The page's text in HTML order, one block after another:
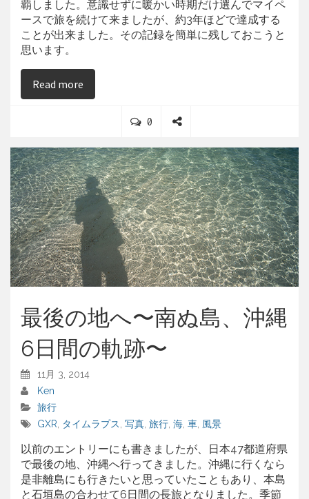
覇しました。意識せずに暖かい時期だけ選んでマイペ
ースで旅を続けて来ましたが、約3年ほどで達成する
ことが出来ました。その記録を簡単に残しておこうと
思います。
Read more
0C
m
m
e
n
t
s
h
a
r
e
最後の地へ〜南ぬ島、沖縄
6日間の軌跡〜
11月 3, 2014
Ken
旅行
GXR
タイムラプス 写真 旅行 海 車 風景
以前のエントリーにも書きましたが、日本47都道府県
で最後の地、沖縄へ行ってきました。沖縄に行くなら
是非離島にも行きたいと思っていたこともあり、本島
と石垣島の合わせて6日間の長旅となりました。季節